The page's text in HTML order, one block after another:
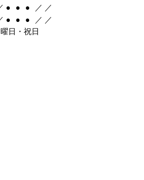
● ● ● ／ ／
● ● ● ／ ／
日・祝日